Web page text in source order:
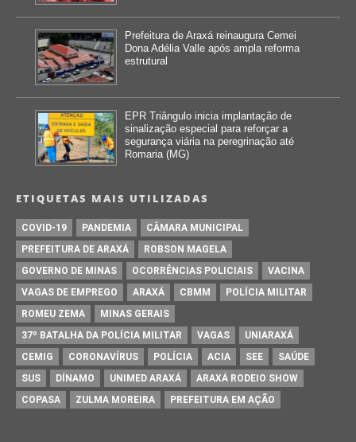
Prefeitura de Araxá reinaugura Cemei
Dona Adélia Valle após ampla reforma
estrutural
EPR Triângulo inicia implantação de
sinalização especial para reforçar a
segurança viária na peregrinação até
Romaria (MG)
ETIQUETAS MAIS UTILIZADAS
COVID-19 PANDEMIA
CÂMARA MUNICIPAL
PREFEITURA DE ARAXÁ
ROBSON MAGELA
GOVERNO DE MINAS
OCORRÊNCIAS POLICIAIS
VACINA
VAGAS DE EMPREGO
ARAXÁ CBMM
POLÍCIA MILITAR
ROMEU ZEMA
MINAS GERAIS
37º BATALHA DA POLÍCIA MILITAR
VAGAS
UNIARAXÁ
CEMIG
CORONAVÍRUS POLÍCIA ACIA SEE
SAÚDE
SUS
DÍNAMO UNIMED ARAXÁ
ARAXÁ RODEIO SHOW
COPASA
ZULMA MOREIRA PREFEITURA EM AÇÃO